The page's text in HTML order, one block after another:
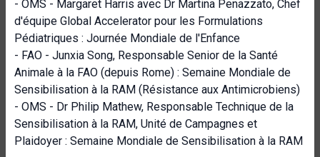
- OMS - Margaret Harris avec Dr Martina Penazzato, Chef
d'équipe Global Accelerator pour les Formulations
Pédiatriques : Journée Mondiale de l'Enfance
- FAO - Junxia Song, Responsable Senior de la Santé
Animale à la FAO (depuis Rome) : Semaine Mondiale de
Sensibilisation à la RAM (Résistance aux Antimicrobiens)
- OMS - Dr Philip Mathew, Responsable Technique de la
Sensibilisation à la RAM, Unité de Campagnes et
Plaidoyer : Semaine Mondiale de Sensibilisation à la RAM